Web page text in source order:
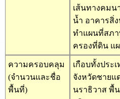
เส้นทางคมน
น้ำ อาคารสิ่
ทำแผนที่สภ
ครองที่ดิน แ
ความครอบคลุม
(จำนวนและชื่อ
พื้นที่)
เกือบทั้งประ
จังหวัดชายแ
นราธิวาส พื้